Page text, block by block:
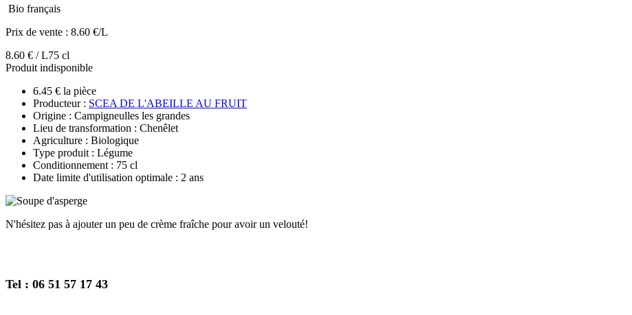
Bio français
Prix de vente : 8.60 €/L
8.60 € / L75 cl
Produit indisponible
6.45 € la pièce
Producteur : SCEA DE L'ABEILLE AU FRUIT
Origine : Campigneulles les grandes
Lieu de transformation : Chenêlet
Agriculture : Biologique
Type produit : Légume
Conditionnement : 75 cl
Date limite d'utilisation optimale : 2 ans
N'hésitez pas à ajouter un peu de crème fraîche pour avoir un velouté!
Tel : 06 51 57 17 43